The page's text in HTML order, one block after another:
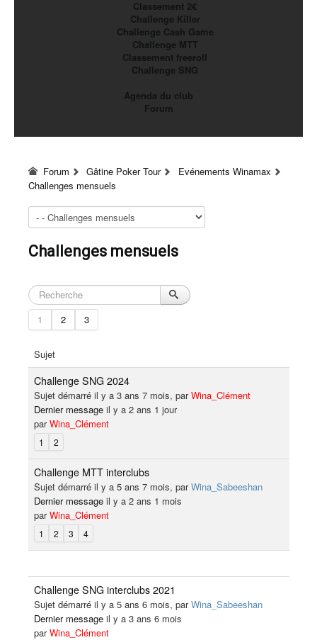
Classement 2€
Challenge Killer
Challenge Cash Game
Challenge MTT
Classement freeroll
Challenge SNG
Agenda du club
Forum
Forum Gâtine Poker Tour
Evénements Winamax
Challenges mensuels
Challenges mensuels
1 2 3
Sujet
Challenge SNG 2024
Sujet démarré il y a 3 ans 7 mois, parWina_Clément
Dernier messageil y a 2 ans 1 jour
parWina_Clément
1 2
Challenge MTT interclubs
Sujet démarré il y a 5 ans 7 mois, parWina_Sabeeshan
Dernier messageil y a 2 ans 1 mois
parWina_Clément
1 2 3 4
Challenge SNG interclubs 2021
Sujet démarré il y a 5 ans 6 mois, parWina_Sabeeshan
Dernier messageil y a 3 ans 6 mois
parWina_Clément